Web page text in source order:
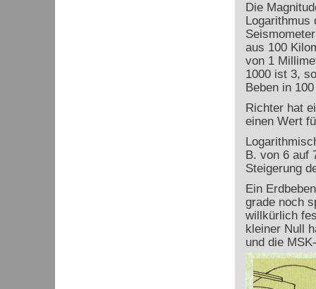
Die
Logarithmus
aus 100
von 1
1000 ist 3,
Beben in
Richter hat
einen Wert
B. von 6 auf
Steigerung
Ein
grade noch
willkürlich
kleiner Null
und die